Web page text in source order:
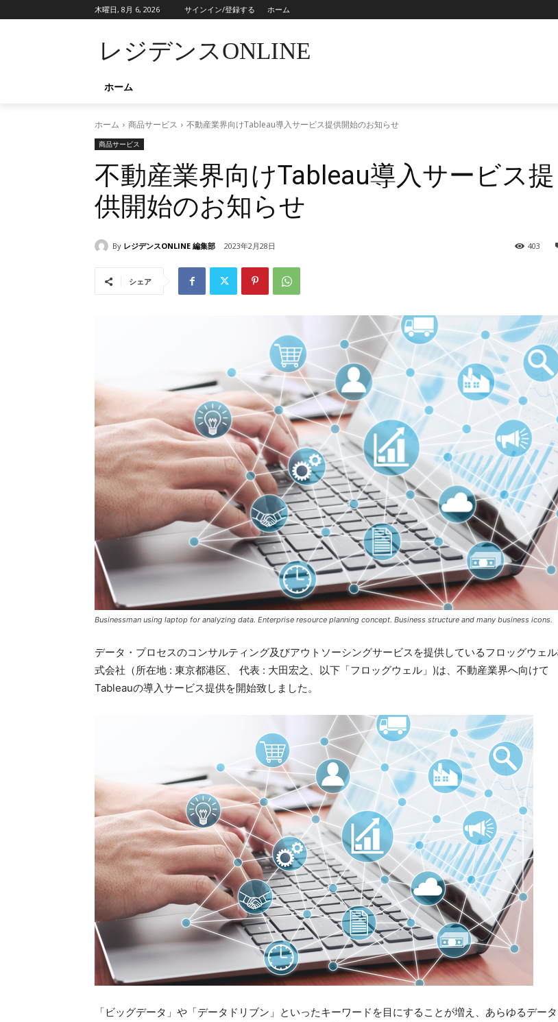
木曜日, 8月 6, 2026 サインイン/登録する ホーム
レジデンスONLINE
ホーム
ホーム 商品サービス 不動産業界向けTableau導入サービス提供開始のお知らせ
商品サービス
不動産業界向けTableau導入サービス提
供開始のお知らせ
By レジデンスONLINE 編集部 2023年2月28日 403
シェア
Businessman using laptop for analyzing data. Enterprise resource planning concept. Business structure and many business icons.
データ・プロセスのコンサルティング及びアウトソーシングサービスを提供しているフロッグウェ
式会社（所在地 : 東京都港区、 代表 : 大田宏之、以下「フロッグウェル」)は、不動産業界へ向けて
Tableauの導入サービス提供を開始致しました。
「ビッグデータ」や「データドリブン」といったキーワードを目にすることが増え、あらゆるデー